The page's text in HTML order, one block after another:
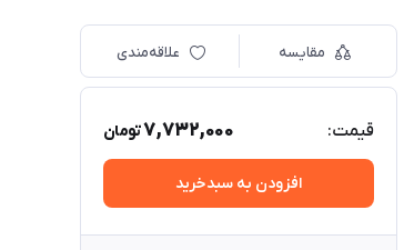
مقایسه علاقه‌مندی
قیمت: 7,732,000تومان
افزودن به سبدخرید